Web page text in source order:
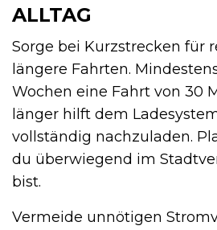
ALLTAG
Sorge bei Kurzstrecken für
längere Fahrten.
Wochen eine Fahrt von 30
länger hilft dem
vollständig nachzuladen.
du überwiegend im
bist.
Vermeide unnötigen